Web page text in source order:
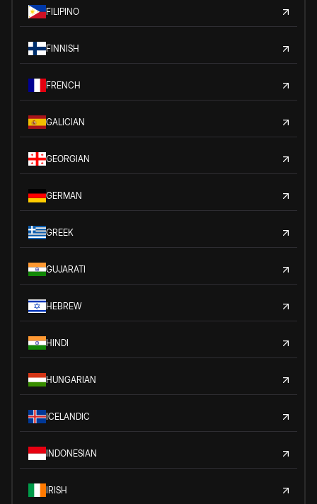
FILIPINO
FINNISH
FRENCH
GALICIAN
GEORGIAN
GERMAN
GREEK
GUJARATI
HEBREW
HINDI
HUNGARIAN
ICELANDIC
INDONESIAN
IRISH